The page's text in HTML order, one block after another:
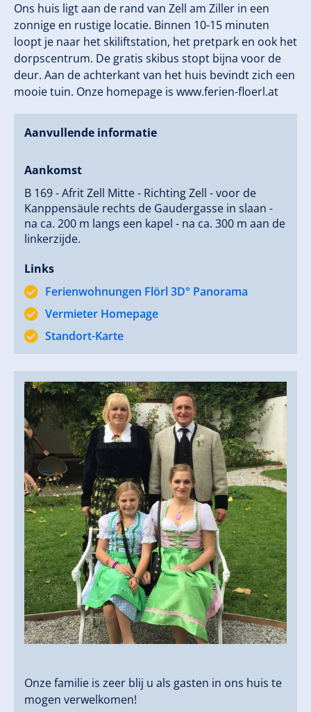
Ons huis ligt aan de rand van Zell am Ziller in een
zonnige en rustige locatie. Binnen 10-15 minuten
loopt je naar het skiliftstation, het pretpark en ook het
dorpscentrum. De gratis skibus stopt bijna voor de
deur. Aan de achterkant van het huis bevindt zich een
mooie tuin. Onze homepage is www.ferien-floerl.at
Aanvullende informatie
Aankomst
B 169 - Afrit Zell Mitte - Richting Zell - voor de
Kanppensäule rechts de Gaudergasse in slaan -
na ca. 200 m langs een kapel - na ca. 300 m aan de
linkerzijde.
Links
Ferienwohnungen Flörl 3D° Panorama
Vermieter Homepage
Standort-Karte
Onze familie is zeer blij u als gasten in ons huis te
mogen verwelkomen!